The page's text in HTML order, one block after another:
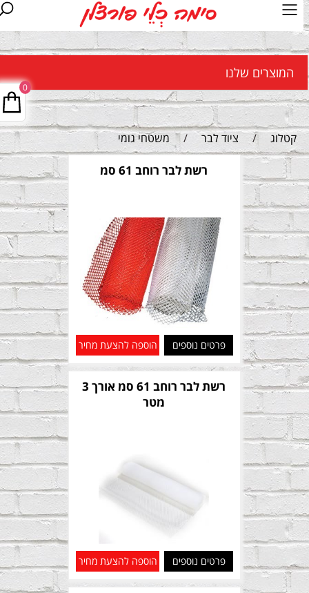
המוצרים שלנו
קטלוג / ציוד לבר / משטחי גומי
0
רשת לבר רוחב 61 סמ
פרטים נוספים הוספה להצעת מחיר
רשת לבר רוחב 61 סמ אורך 3
מטר
פרטים נוספים הוספה להצעת מחיר